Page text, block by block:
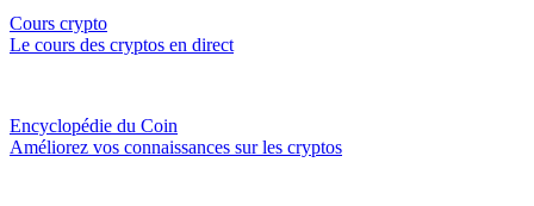
Cours crypto
Le cours des cryptos en direct
Encyclopédie du Coin
Améliorez vos connaissances sur les cryptos